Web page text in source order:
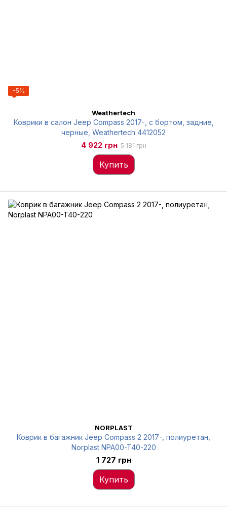
−5%
Weathertech
Коврики в салон Jeep Compass 2017-, с бортом, задние,
черные, Weathertech 4412052
4 922 грн 5 181 грн
Купить
NORPLAST
Коврик в багажник Jeep Compass 2 2017-, полиуретан,
Norplast NPA00-T40-220
1 727 грн
Купить